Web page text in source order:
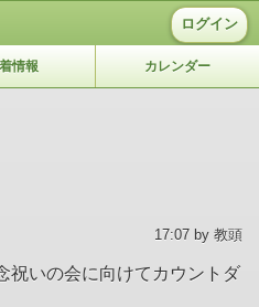
ログイン
情報 カレンダー
17:07 by 教頭
祝いの会に向けてカウントダ